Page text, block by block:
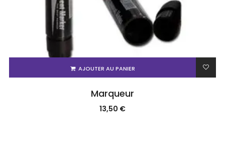
AJOUTER AU PANIER
Marqueur
13,50 €